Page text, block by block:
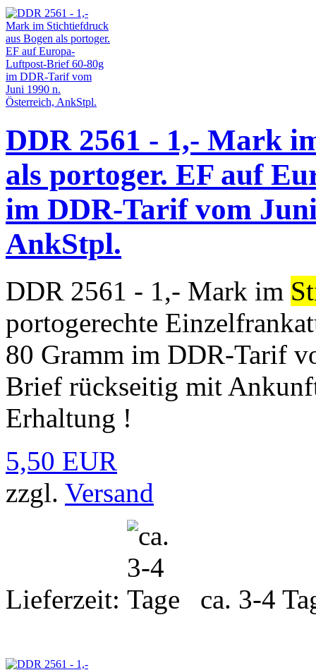
DDR 2561 - 1,- Mark
als portoger. EF auf
im DDR-Tarif vom
AnkStpl.
DDR 2561 - 1,- Mark im
portogerechte
80 Gramm im DDR-Tarif
Brief rückseitig mit
Erhaltung !
5,50 EUR
zzgl. Versand
Lieferzeit: ca. 3-4